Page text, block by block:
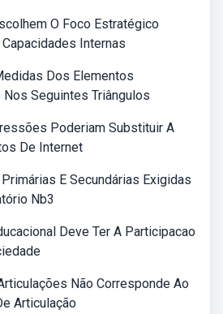
O Foco Estratégico
Internas
Dos Elementos
Seguintes Triângulos
Poderiam Substituir A
De Internet
E Secundárias Exigidas
Nb3
Deve Ter A Participacao
Não Corresponde Ao
Articulação